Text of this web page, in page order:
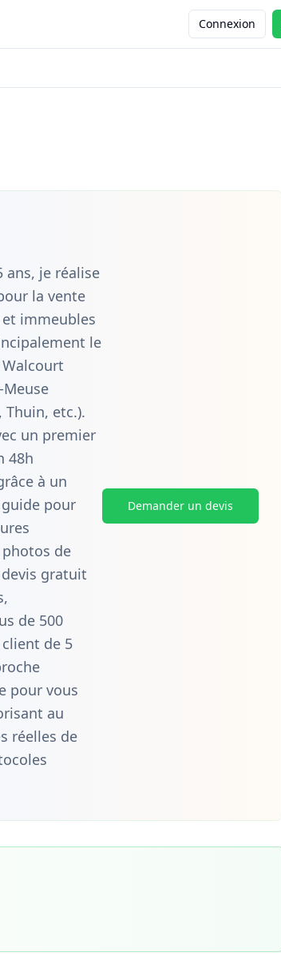
Connexion
ans, je réalise
la vente
immeubles
le
Walcourt
Meuse
etc.).
un premier
48h
à un
pour
de
gratuit
de 500
de 5
pour vous
au
réelles de
Demander un devis